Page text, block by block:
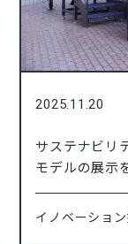
2025.11.20
サステナビリ
モデルの展示
イノベーショ